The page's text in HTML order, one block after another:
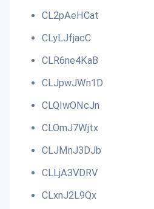
CL2pAeHCat
CLyLJfjacC
CLR6ne4KaB
CLJpwJWn1D
CLQIwONcJn
CLOmJ7Wjtx
CLJMnJ3DJb
CLLjA3VDRV
CLxnJ2L9Qx